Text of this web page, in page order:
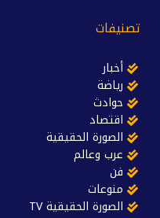
تصنيفات
أخبار
رياضة
حوادث
اقتصاد
الصورة الحقيقية
عرب وعالم
فن
منوعات
الصورة الحقيقية TV